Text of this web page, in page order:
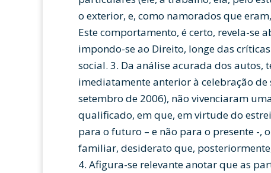
o exterior, e, como namorados que
Este comportamento, é certo, revela-se
impondo-se ao Direito, longe das
social. 3. Da análise acurada dos
imediatamente anterior à celebração
setembro de 2006), não vivenciaram
qualificado, em que, em virtude do
para o futuro – e não para o presente -
familiar, desiderato que,
4. Afigura-se relevante anotar que as